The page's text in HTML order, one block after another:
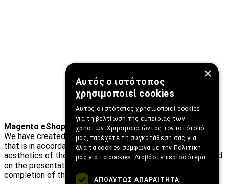
Magento eShop Design & Development
We have created a modern and attractiveMagento eshop
that is in accordance with the sophisticated and special
aesthetics of the company’s products. Emphasis was placed
on the presentation of the clothes as well as on the easy
completion of the orders.
×
Αυτός ο ιστότοπος
χρησιμοποιεί cookies
Αυτός ο ιστότοπος χρησιμοποιεί cookies
για τη βελτίωση της εμπειρίας των
χρηστών. Χρησιμοποιώντας τον ιστότοπό
μας, παρέχετε τη συγκατάθεσή σας για
όλα τα cookies σύμφωνα με την Πολιτική
μας για τα cookies. Διαβάστε περισσότερα
ΑΠΟΛΎΤΩΣ ΑΠΑΡΑΊΤΗΤΑ